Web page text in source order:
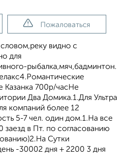
Пожаловаться
видно с
для
рыбалка,мяч,бадминтон.
Казанка 700р/часНе
Два Домика.1.Для Ультра
компаний более 12
5-7 чел. один дом.1.На все
в Пт. по согласованию
Сутки
-30002 дня + 2200 3 дня